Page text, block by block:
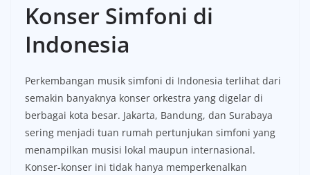
Konser Simfoni di
Indonesia
Perkembangan musik simfoni di Indonesia terlihat dari
semakin banyaknya konser orkestra yang digelar di
berbagai kota besar. Jakarta, Bandung, dan Surabaya
sering menjadi tuan rumah pertunjukan simfoni yang
menampilkan musisi lokal maupun internasional.
Konser-konser ini tidak hanya memperkenalkan